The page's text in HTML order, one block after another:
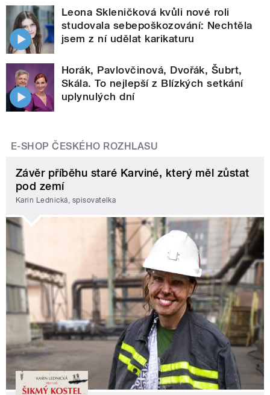
Leona Skleničková kvůli nové roli
studovala sebepoškozování: Nechtěla
jsem z ní udělat karikaturu
Horák, Pavlovčinová, Dvořák, Šubrt,
Skála. To nejlepší z Blízkých setkání
uplynulých dní
E-SHOP ČESKÉHO ROZHLASU
Závěr příběhu staré Karviné, který měl zůstat
pod zemí
Karin Lednická, spisovatelka